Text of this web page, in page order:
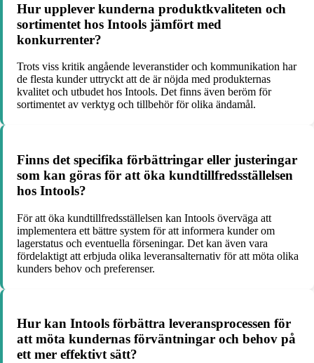
Hur upplever kunderna produktkvaliteten och
sortimentet hos Intools jämfört med
konkurrenter?
Trots viss kritik angående leveranstider och kommunikation har
de flesta kunder uttryckt att de är nöjda med produkternas
kvalitet och utbudet hos Intools. Det finns även beröm för
sortimentet av verktyg och tillbehör för olika ändamål.
Finns det specifika förbättringar eller justeringar
som kan göras för att öka kundtillfredsställelsen
hos Intools?
För att öka kundtillfredsställelsen kan Intools överväga att
implementera ett bättre system för att informera kunder om
lagerstatus och eventuella förseningar. Det kan även vara
fördelaktigt att erbjuda olika leveransalternativ för att möta olika
kunders behov och preferenser.
Hur kan Intools förbättra leveransprocessen för
att möta kundernas förväntningar och behov på
ett mer effektivt sätt?